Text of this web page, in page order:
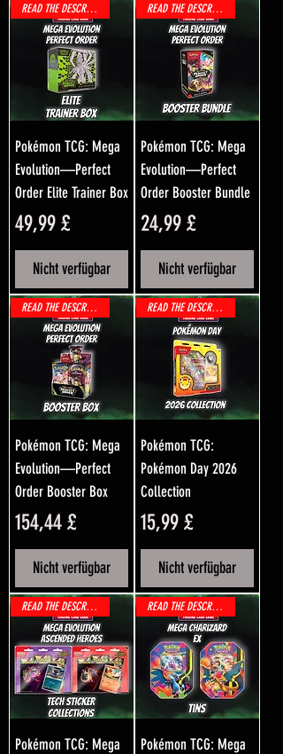
READ THE DESCRIPTION!
Pokémon TCG: Mega
Evolution—Perfect
Order Elite Trainer Box
Preis
49,99 £
Nicht verfügbar
READ THE DESCRIPTION!
Pokémon TCG: Mega
Evolution—Perfect
Order Booster Bundle
Preis
24,99 £
Nicht verfügbar
READ THE DESCRIPTION!
Pokémon TCG: Mega
Evolution—Perfect
Order Booster Box
Preis
154,44 £
Nicht verfügbar
READ THE DESCRIPTION!
Pokémon TCG:
Pokémon Day 2026
Collection
Preis
15,99 £
Nicht verfügbar
READ THE DESCRIPTION!
Pokémon TCG: Mega
READ THE DESCRIPTION!
Pokémon TCG: Mega